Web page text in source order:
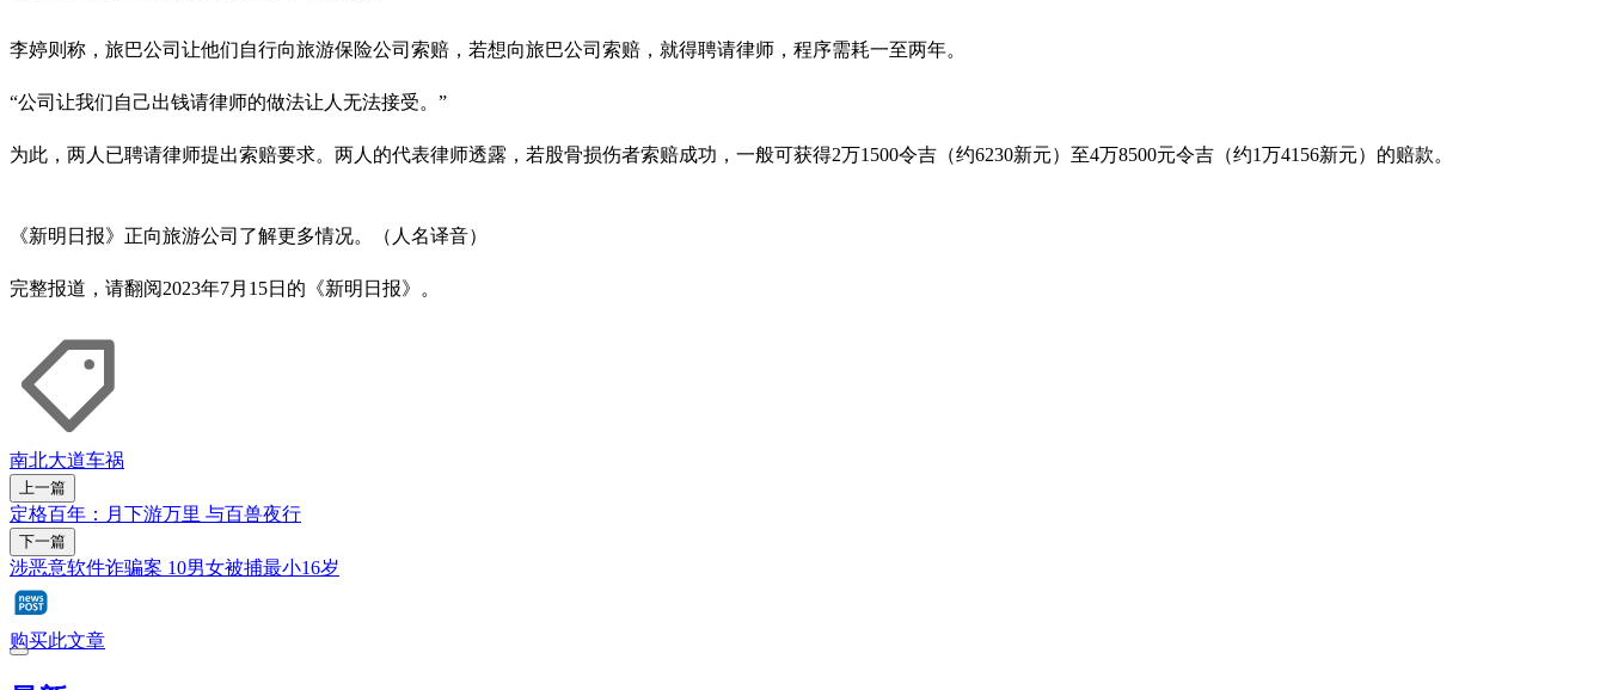
李婷则称，旅巴公司让他们自行向旅游保险公司索赔，若想向旅巴公司索赔，就得聘请律师，程序需耗一至两年。
“公司让我们自己出钱请律师的做法让人无法接受。”
为此，两人已聘请律师提出索赔要求。两人的代表律师透露，若股骨损伤者索赔成功，一般可获得2万1500令吉（约6230新元）至4万8500元令吉（约1万4156新元）的赔款。
《新明日报》正向旅游公司了解更多情况。（人名译音）
完整报道，请翻阅2023年7月15日的《新明日报》。
南北大道车祸
上一篇
定格百年：月下游万里 与百兽夜行
下一篇
涉恶意软件诈骗案 10男女被捕最小16岁
购买此文章